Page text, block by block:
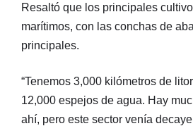
Resaltó que los principales
marítimos, con las conchas de
principales.
“Tenemos 3,000 kilómetros de
12,000 espejos de agua. Hay
ahí, pero este sector venía